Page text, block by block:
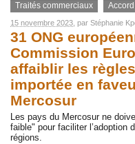
Traités commerciaux
15 novembre 2023 , par Stéphanie
31 ONG
Commission
affaiblir les
importée en
Mercosur
Les pays du Mercosur ne
faible" pour faciliter l’adoption
régions.